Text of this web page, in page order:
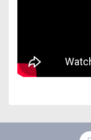
formunu
Görüş ve